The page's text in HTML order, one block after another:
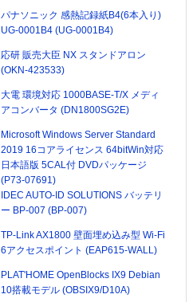
パナソニック 感熱記録紙B4(6本入り)
UG-0001B4 (UG-0001B4)
応研 販売大臣 NX スタンドアロン
(OKN-423533)
大電 環境対応 1000BASE-T/X メディ
アコンバータ (DN1800SG2E)
Microsoft Windows Server Standard
2019 16コアライセンス 64bitWin対応
日本語版 5CAL付 DVDパッケージ
(P73-07691)
IDEC AUTO-ID SOLUTIONS バッテリ
ー BP-007 (BP-007)
TP-Link AX1800 壁面埋め込み型 Wi-Fi
6アクセスポイント (EAP615-WALL)
PLAT'HOME OpenBlocks IX9 Debian
10搭載モデル (OBSIX9/D10A)